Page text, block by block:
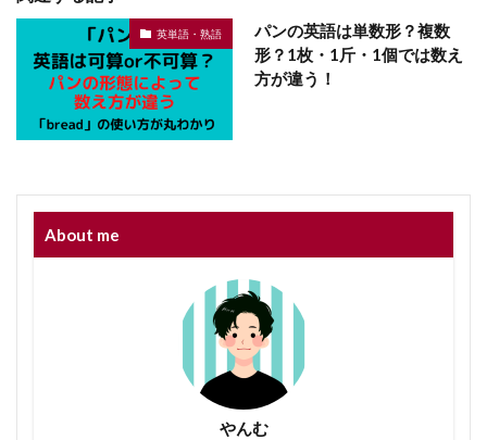
英単語・熟語
パンの英語は単数形？複数
形？1枚・1斤・1個では数え
方が違う！
About me
やんむ